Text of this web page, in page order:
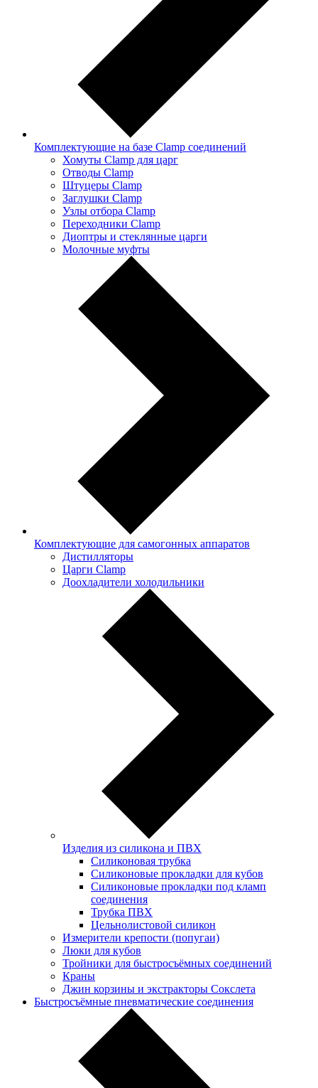
Комплектующие на базе Clamp соединений
Хомуты Clamp для царг
Отводы Clamp
Штуцеры Clamp
Заглушки Clamp
Узлы отбора Clamp
Переходники Clamp
Диоптры и стеклянные царги
Молочные муфты
Комплектующие для самогонных аппаратов
Дистилляторы
Царги Clamp
Доохладители холодильники
Изделия из силикона и ПВХ
Силиконовая трубка
Силиконовые прокладки для кубов
Силиконовые прокладки под кламп
соединения
Трубка ПВХ
Цельнолистовой силикон
Измерители крепости (попугаи)
Люки для кубов
Тройники для быстросъёмных соединений
Краны
Джин корзины и экстракторы Сокслета
Быстросъёмные пневматические соединения